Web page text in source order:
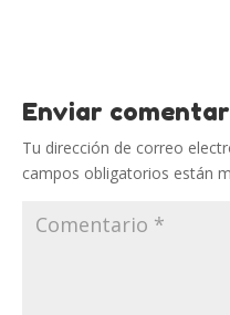
Enviar
Tu dirección de correo
campos obligatorios están